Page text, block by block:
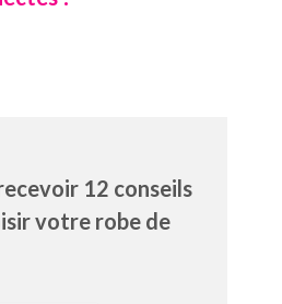
12 conseils
votre robe de